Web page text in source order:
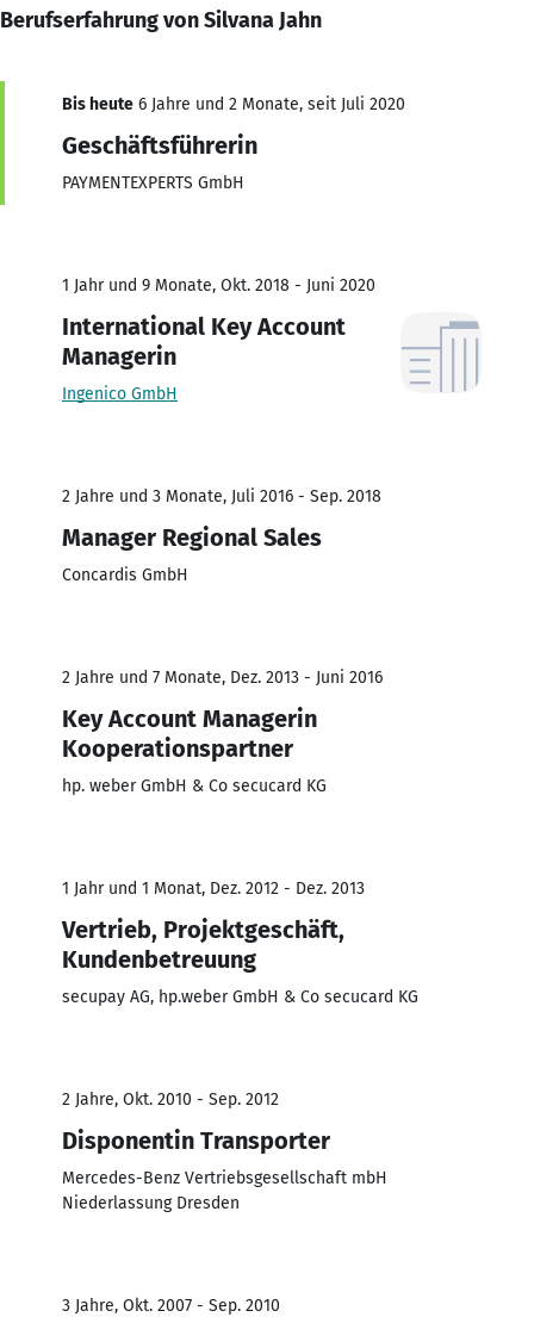
Berufserfahrung von Silvana Jahn
Bis heute 6 Jahre und 2 Monate, seit Juli 2020
Geschäftsführerin
PAYMENTEXPERTS GmbH
1 Jahr und 9 Monate, Okt. 2018 - Juni 2020
International Key Account
Managerin
Ingenico GmbH
2 Jahre und 3 Monate, Juli 2016 - Sep. 2018
Manager Regional Sales
Concardis GmbH
2 Jahre und 7 Monate, Dez. 2013 - Juni 2016
Key Account Managerin
Kooperationspartner
hp. weber GmbH & Co secucard KG
1 Jahr und 1 Monat, Dez. 2012 - Dez. 2013
Vertrieb, Projektgeschäft,
Kundenbetreuung
secupay AG, hp.weber GmbH & Co secucard KG
2 Jahre, Okt. 2010 - Sep. 2012
Disponentin Transporter
Mercedes-Benz Vertriebsgesellschaft mbH
Niederlassung Dresden
3 Jahre, Okt. 2007 - Sep. 2010